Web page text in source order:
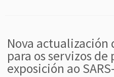
Nova actualización
para os servizos
exposición ao